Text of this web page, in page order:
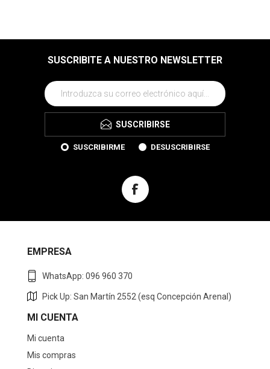
SUSCRIBITE A NUESTRO NEWSLETTER
SUSCRIBIRSE
SUSCRIBIRME DESUSCRIBIRSE
EMPRESA
WhatsApp: 096 960 370
Pick Up: San Martín 2552 (esq Concepción Arenal)
MI CUENTA
Mi cuenta
Mis compras